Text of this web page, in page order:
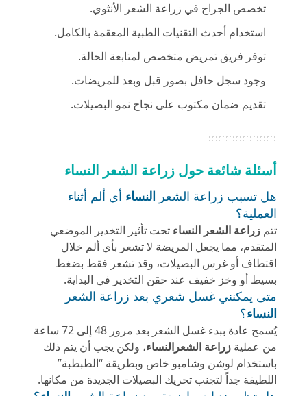
تخصص الجراح في زراعة الشعر الأنثوي.
استخدام أحدث التقنيات الطبية المعقمة بالكامل.
توفر فريق تمريض متخصص لمتابعة الحالة.
وجود سجل حافل بصور قبل وبعد للمريضات.
تقديم ضمان مكتوب على نجاح نمو البصيلات.
أسئلة شائعة حول زراعة الشعر النساء
هل تسبب زراعة الشعر النساء أي ألم أثناء
العملية؟
تتم زراعة الشعر النساء تحت تأثير التخدير الموضعي
المتقدم، مما يجعل المريضة لا تشعر بأي ألم خلال
اقتطاف أو غرس البصيلات، وقد تشعر فقط بضغط
بسيط أو وخز خفيف عند حقن التخدير في البداية.
متى يمكنني غسل شعري بعد زراعة الشعر
النساء؟
يُسمح عادة ببدء غسل الشعر بعد مرور 48 إلى 72 ساعة
من عملية زراعة الشعرالنساء، ولكن يجب أن يتم ذلك
باستخدام لوشن وشامبو خاص وبطريقة “الطبطبة”
اللطيفة جداً لتجنب تحريك البصيلات الجديدة من مكانها.